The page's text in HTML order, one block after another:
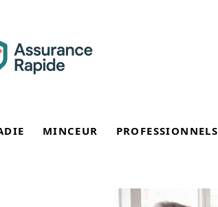
MINCEUR PROFESSIONNELS